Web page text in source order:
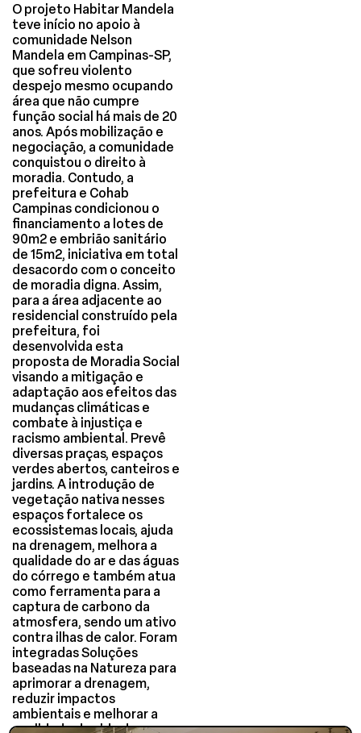
O projeto Habitar Mandela
teve início no apoio à
comunidade Nelson
Mandela em Campinas-SP,
que sofreu violento
despejo mesmo ocupando
área que não cumpre
função social há mais de 20
anos. Após mobilização e
negociação, a comunidade
conquistou o direito à
moradia. Contudo, a
prefeitura e Cohab
Campinas condicionou o
financiamento a lotes de
90m2 e embrião sanitário
de 15m2, iniciativa em total
desacordo com o conceito
de moradia digna. Assim,
para a área adjacente ao
residencial construído pela
prefeitura, foi
desenvolvida esta
proposta de Moradia Social
visando a mitigação e
adaptação aos efeitos das
mudanças climáticas e
combate à injustiça e
racismo ambiental. Prevê
diversas praças, espaços
verdes abertos, canteiros e
jardins. A introdução de
vegetação nativa nesses
espaços fortalece os
ecossistemas locais, ajuda
na drenagem, melhora a
qualidade do ar e das águas
do córrego e também atua
como ferramenta para a
captura de carbono da
atmosfera, sendo um ativo
contra ilhas de calor. Foram
integradas Soluções
baseadas na Natureza para
aprimorar a drenagem,
reduzir impactos
ambientais e melhorar a
qualidade de vida dos